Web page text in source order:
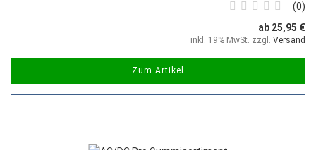
0
ab 25,95 €
inkl. 19% MwSt. zzgl. Versand
Zum Artikel